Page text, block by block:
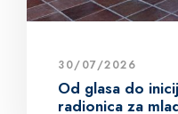
30/07/2026
Od glasa do
radionica za